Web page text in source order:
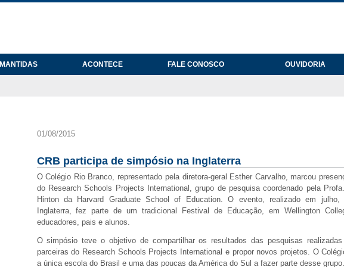
MANTIDAS ACONTECE FALE CONOSCO OUVIDORIA
01/08/2015
CRB participa de simpósio na Inglaterra
O Colégio Rio Branco, representado pela diretora-geral Esther Carvalho, marcou
do Research Schools Projects International, grupo de pesquisa coordenado pela
Hinton da Harvard Graduate School of Education. O evento, realizado em julho,
Inglaterra, fez parte de um tradicional Festival de Educação, em Wellington
educadores, pais e alunos.
O simpósio teve o objetivo de compartilhar os resultados das pesquisas
parceiras do Research Schools Projects International e propor novos projetos. O
a única escola do Brasil e uma das poucas da América do Sul a fazer parte desse grupo.